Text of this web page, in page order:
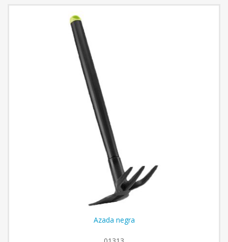
Azada negra